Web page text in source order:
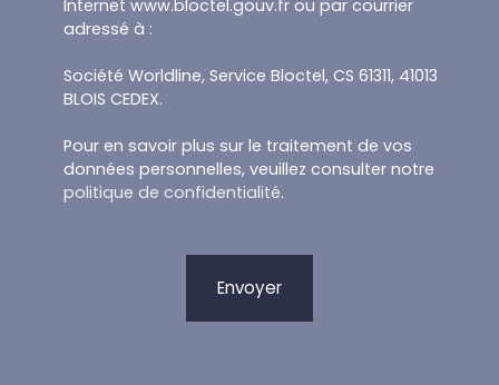
Internet www.bloctel.gouv.fr ou par courrier
adressé à :
Société Worldline, Service Bloctel, CS 61311, 41013
BLOIS CEDEX.
Pour en savoir plus sur le traitement de vos
données personnelles, veuillez consulter notre
politique de confidentialité.
Envoyer